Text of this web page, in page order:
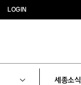
LOGIN
세종소식